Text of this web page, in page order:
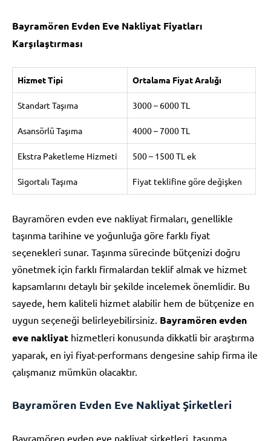
Bayramören Evden Eve Nakliyat Fiyatları
Karşılaştırması
Hizmet Tipi Ortalama Fiyat Aralığı
Standart Taşıma 3000 – 6000 TL
Asansörlü Taşıma 4000 – 7000 TL
Ekstra Paketleme Hizmeti 500 – 1500 TL ek
Sigortalı Taşıma Fiyat teklifine göre değişken
Bayramören evden eve nakliyat firmaları, genellikle
taşınma tarihine ve yoğunluğa göre farklı fiyat
seçenekleri sunar. Taşınma sürecinde bütçenizi doğru
yönetmek için farklı firmalardan teklif almak ve hizmet
kapsamlarını detaylı bir şekilde incelemek önemlidir. Bu
sayede, hem kaliteli hizmet alabilir hem de bütçenize en
uygun seçeneği belirleyebilirsiniz. Bayramören evden
eve nakliyat hizmetleri konusunda dikkatli bir araştırma
yaparak, en iyi fiyat-performans dengesine sahip firma ile
çalışmanız mümkün olacaktır.
Bayramören Evden Eve Nakliyat Şirketleri
Bayramören evden eve nakliyat şirketleri, taşınma